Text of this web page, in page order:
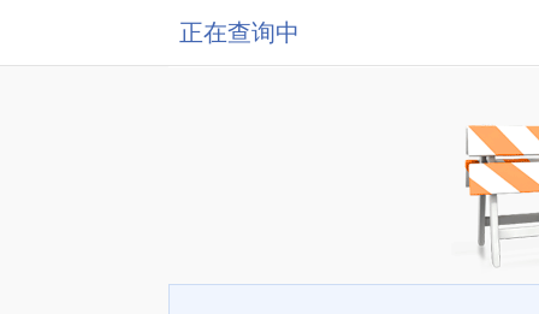
正在查询中